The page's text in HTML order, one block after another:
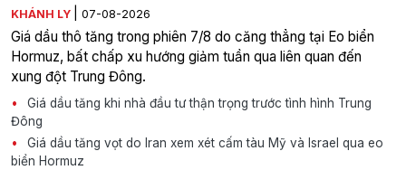
KHÁNH LY 07-08-2026
Giá dầu thô tăng trong phiên 7/8 do căng thẳng tại Eo biển
Hormuz, bất chấp xu hướng giảm tuần qua liên quan đến
xung đột Trung Đông.
Giá dầu tăng khi nhà đầu tư thận trọng trước tình hình Trung
Đông
Giá dầu tăng vọt do Iran xem xét cấm tàu Mỹ và Israel qua eo
biển Hormuz